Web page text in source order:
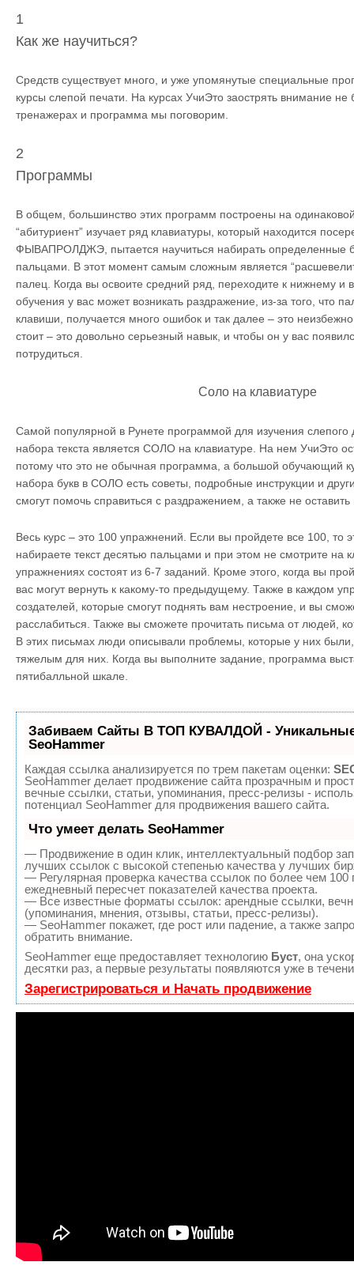
1
Как же научиться?
Средств существует много, и уже упомянутые специальные
курсы слепой печати. На курсах УчиЭто заострять внимание не
тренажерах и программа мы поговорим.
2
Программы
В общем, большинство этих программ построены на
“абитуриент” изучает ряд клавиатуры, который находится
ФЫВАПРОЛДЖЭ, пытается научиться набирать определенные
пальцами. В этот момент самым сложным является
палец. Когда вы освоите средний ряд, переходите к нижнему и
обучения у вас может возникать раздражение, из-за того, что
клавиши, получается много ошибок и так далее – это
стоит – это довольно серьезный навык, и чтобы он у вас
потрудиться.
Соло на клавиатуре
Самой популярной в Рунете программой для изучения слепого
набора текста является СОЛО на клавиатуре. На нем УчиЭто
потому что это не обычная программа, а большой обучающий
набора букв в СОЛО есть советы, подробные инструкции и
смогут помочь справиться с раздражением, а также не
Весь курс – это 100 упражнений. Если вы пройдете все 100, то
набираете текст десятью пальцами и при этом не смотрите на
упражнениях состоят из 6-7 заданий. Кроме этого, когда вы
вас могут вернуть к какому-то предыдущему. Также в каждом
создателей, которые смогут поднять вам нестроение, и вы
расслабиться. Также вы сможете прочитать письма от людей,
В этих письмах люди описывали проблемы, которые у них
тяжелым для них. Когда вы выполните задание, программа
пятибалльной шкале.
Забиваем Сайты В ТОП КУВАЛДОЙ -
SeoHammer
Каждая ссылка анализируется по трем пакетам оценки:
SeoHammer делает продвижение сайта прозрачным и
вечные ссылки, статьи, упоминания, пресс-релизы -
потенциал SeoHammer для продвижения вашего сайта.
Что умеет делать SeoHammer
— Продвижение в один клик, интеллектуальный подбор
лучших ссылок с высокой степенью качества у лучших
— Регулярная проверка качества ссылок по более чем 100
ежедневный пересчет показателей качества проекта.
— Все известные форматы ссылок: арендные ссылки,
(упоминания, мнения, отзывы, статьи, пресс-релизы).
— SeoHammer покажет, где рост или падение, а также
обратить внимание.
SeoHammer еще предоставляет технологию Буст, она
десятки раз, а первые результаты появляются уже в
Зарегистрироваться и Начать продвижение